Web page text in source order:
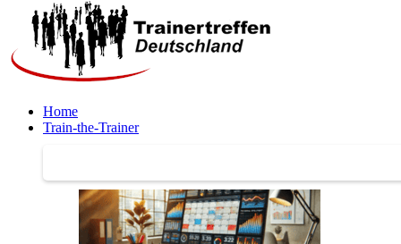
Home
Train-the-Trainer